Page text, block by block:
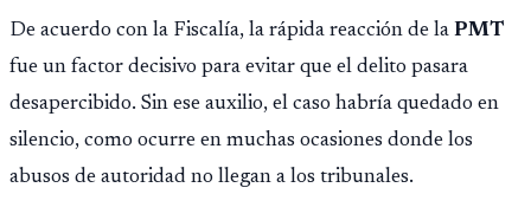
De acuerdo con la Fiscalía, la rápida reacción de la PMT
fue un factor decisivo para evitar que el delito pasara
desapercibido. Sin ese auxilio, el caso habría quedado en
silencio, como ocurre en muchas ocasiones donde los
abusos de autoridad no llegan a los tribunales.